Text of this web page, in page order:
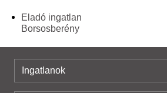
Eladó ingatlan
Borsosberény
Ingatlanok